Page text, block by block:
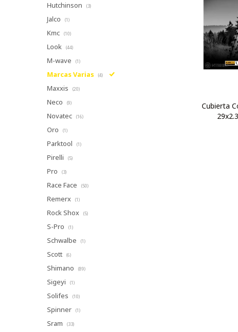
Cubierta
Hutchinson (3)
Jalco (1)
Kmc (10)
Look (44)
M-wave (1)
Marcas Varias (4)
Maxxis (20)
Neco (9)
Novatec (16)
Oro (1)
Parktool (1)
Pirelli (5)
Pro (3)
Race Face (50)
Remerx (1)
Rock Shox (5)
S-Pro (1)
Schwalbe (1)
Scott (6)
Shimano (89)
Sigeyi (1)
Solifes (10)
Spinner (1)
Sram (33)